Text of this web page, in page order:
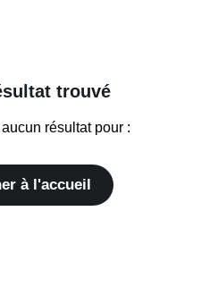
trouvé
résultat pour :
à l'accueil